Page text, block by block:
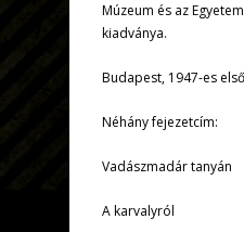
Múzeum és az
kiadványa.
Budapest, 1947-es
Néhány fejezetcím:
Vadászmadár tanyán
A karvalyról